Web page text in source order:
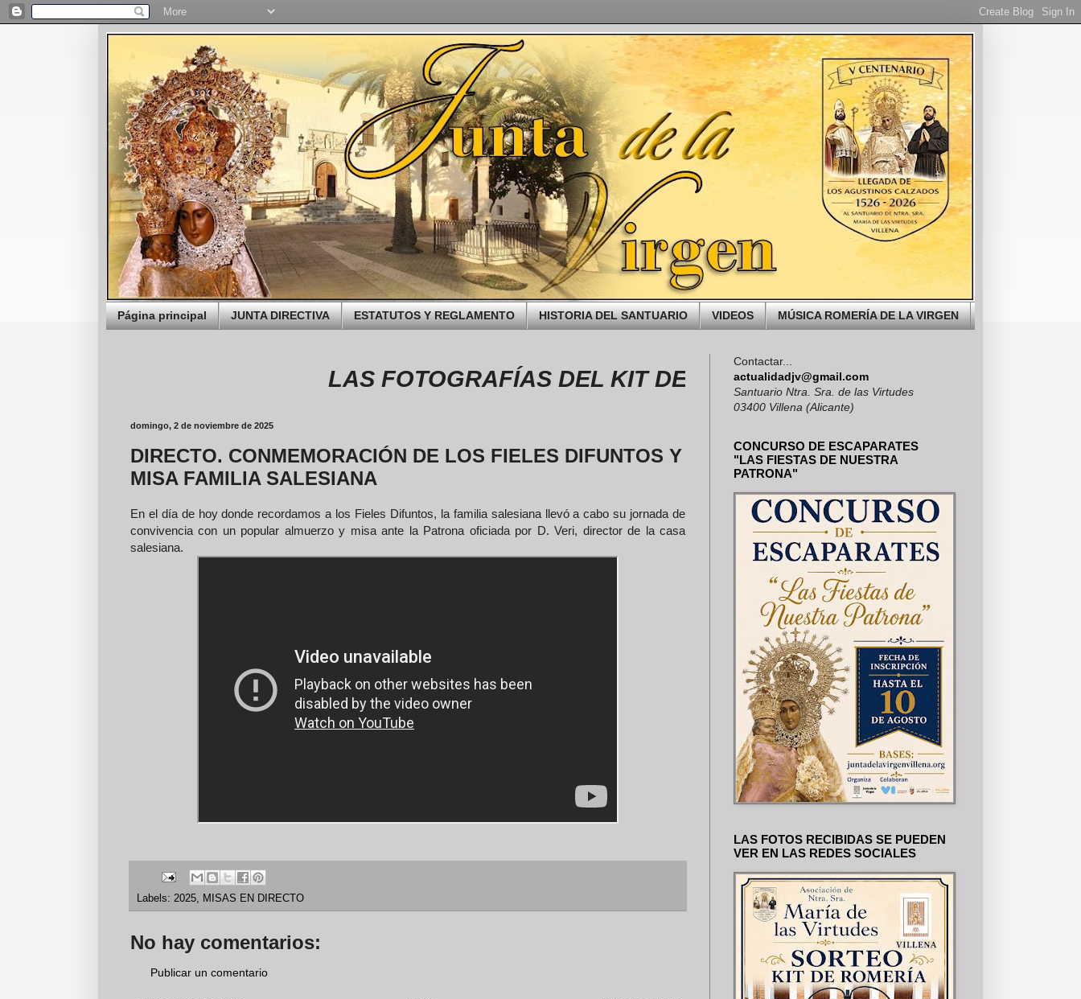
Página principal JUNTA DIRECTIVA ESTATUTOS Y REGLAMENTO HISTORIA DEL SANTUARIO VIDEOS MÚSICA ROMERÍA DE LA VIRGEN
LAS FOTOGRAFÍAS DEL KIT DE LA ROMERÍA, SE PUEDEN VER EN
domingo, 2 de noviembre de 2025
DIRECTO. CONMEMORACIÓN DE LOS FIELES DIFUNTOS Y
MISA FAMILIA SALESIANA
En el día de hoy donde recordamos a los Fieles Difuntos, la familia salesiana llevó a cabo su jornada de
convivencia con un popular almuerzo y misa ante la Patrona oficiada por D. Veri, director de la casa
salesiana.
Labels: 2025, MISAS EN DIRECTO
No hay comentarios:
Publicar un comentario
Contactar...
actualidadjv@gmail.com
Santuario Ntra. Sra. de las Virtudes
03400 Villena (Alicante)
CONCURSO DE ESCAPARATES
"LAS FIESTAS DE NUESTRA
PATRONA"
LAS FOTOS RECIBIDAS SE PUEDEN
VER EN LAS REDES SOCIALES